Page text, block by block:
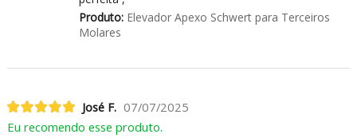
Produto:Elevador Apexo Schwert para Terceiros
Molares
José F. 07/07/2025
Eu recomendo esse produto.